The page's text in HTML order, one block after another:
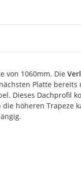
von 1060mm. Die
Platte
Dieses Dachprofil
höheren Trapeze